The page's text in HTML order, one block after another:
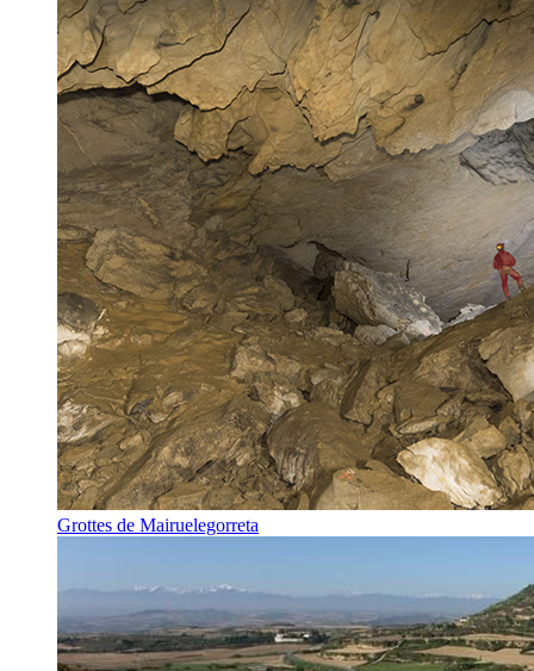
Grottes de Mairuelegorreta